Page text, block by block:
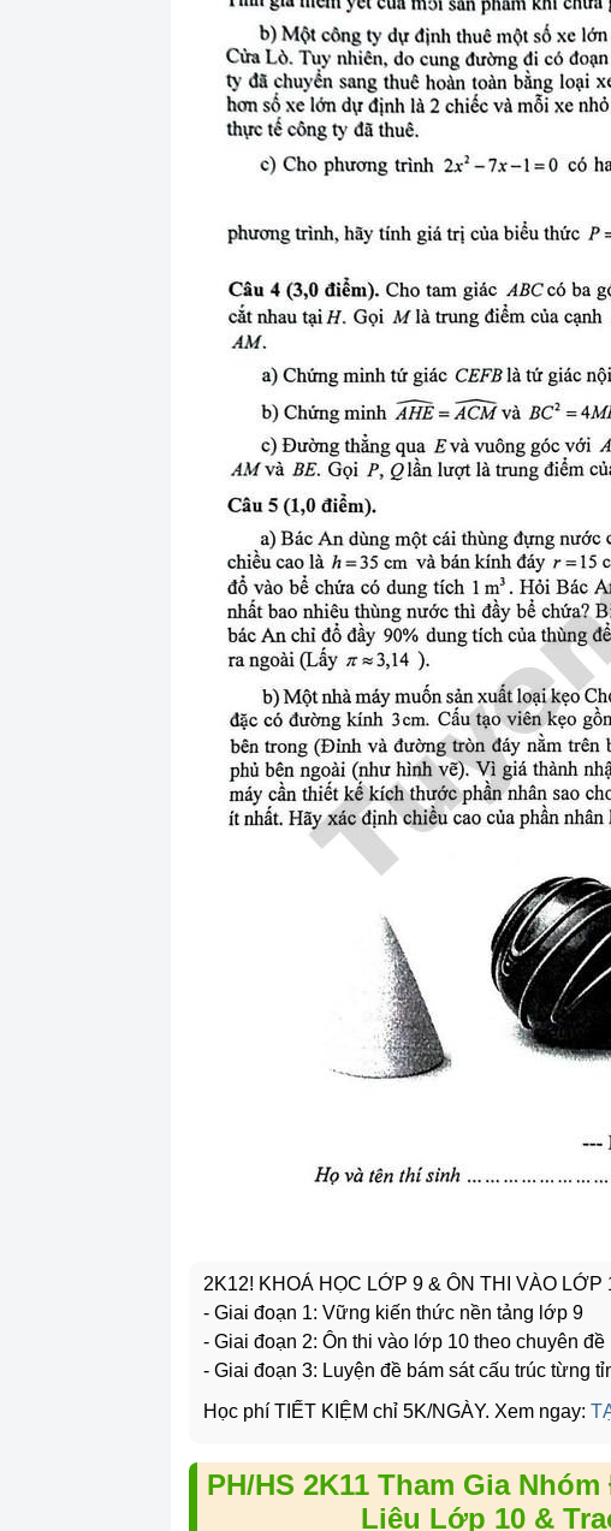
2K12! KHOÁ HỌC LỚP 9 & ÔN THI VÀO
- Giai đoạn 1: Vững kiến thức nền tảng lớp 9
- Giai đoạn 2: Ôn thi vào lớp 10 theo chuyên đề
- Giai đoạn 3: Luyện đề bám sát cấu trúc từng
Học phí TIẾT KIỆM chỉ 5K/NGÀY. Xem ngay:
PH/HS 2K11 Tham Gia
Liệu Lớp 10 &